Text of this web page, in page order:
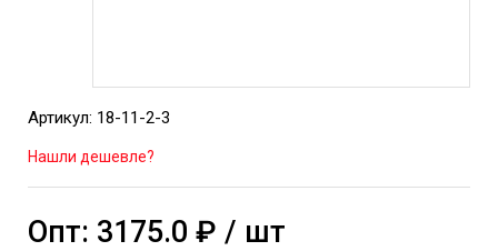
Артикул: 18-11-2-3
Нашли дешевле?
Опт: 3175.0 ₽ / шт